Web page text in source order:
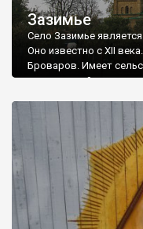
Зазимье
Село Зазимье
Оно известно с XII
Броваров. Имеет
тыс. жителей.